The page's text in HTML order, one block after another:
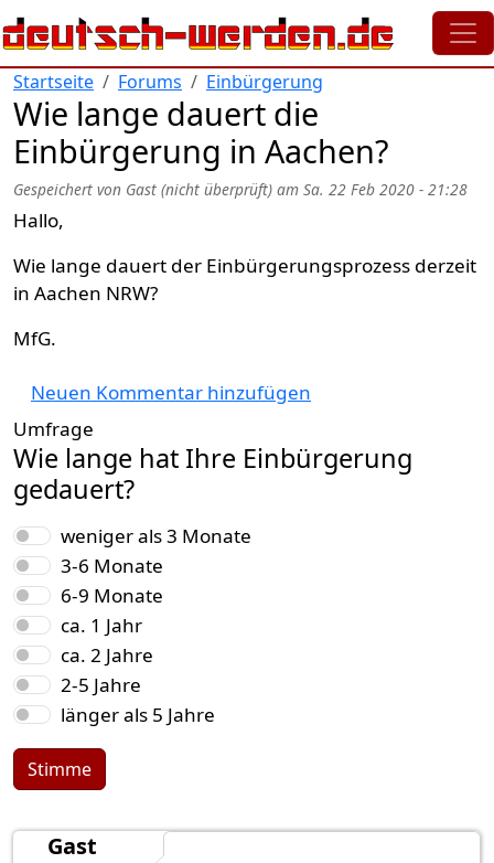
Direkt zum Inhalt
Startseite Forums Einbürgerung
Wie lange dauert die
Einbürgerung in Aachen?
Gespeichert von Gast (nicht überprüft) am Sa. 22 Feb 2020 - 21:28
Hallo,
Wie lange dauert der Einbürgerungsprozess derzeit
in Aachen NRW?
MfG.
Neuen Kommentar hinzufügen
Umfrage
Wie lange hat Ihre Einbürgerung
gedauert?
Auswahlmöglichkeiten
weniger als 3 Monate
3-6 Monate
6-9 Monate
ca. 1 Jahr
ca. 2 Jahre
2-5 Jahre
länger als 5 Jahre
Stimme
Gast